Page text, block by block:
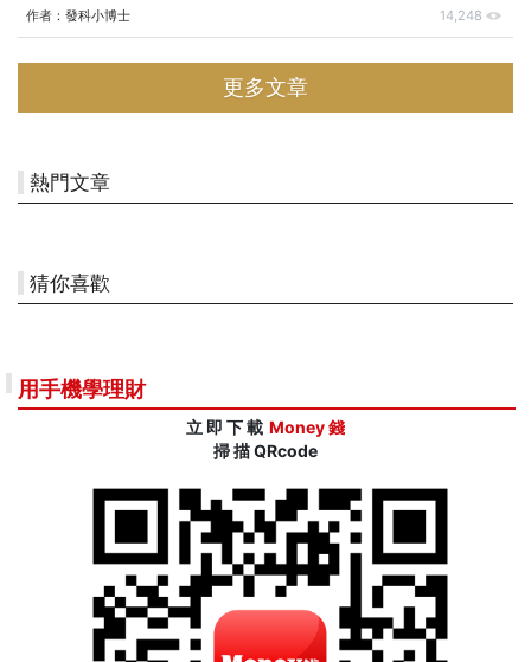
8 月統一發票開獎結果為「未中獎」，即可在 9月25日至 10月24日期
間進入活動頁面參加抽獎，100% 保證中獎，每位用戶都有機會翻轉好
運！ 發票沒中獎也能翻身，知識力成為最大獎本月的安慰獎主題聚焦
「知識陪伴」，獎項為三本熱銷書籍的45分鐘有聲導讀版本，讓專業
講者帶領用戶快速掌握世界級著作的智慧。活動分為四個獎項，人人必
作者： 發科小博士 14,248
更多文章
熱門文章
猜你喜歡
用手機學理財
立 即 下 載 Money 錢
掃 描 QRcode